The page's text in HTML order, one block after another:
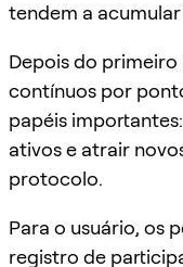
tendem a
Depois do primeiro
contínuos por
papéis
ativos e atrair
protocolo.
Para o usuário, os
registro de